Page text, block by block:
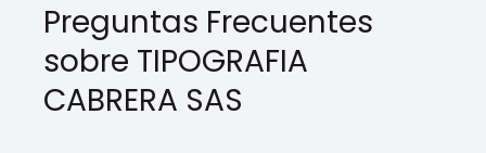
Preguntas Frecuentes
sobre TIPOGRAFIA
CABRERA SAS